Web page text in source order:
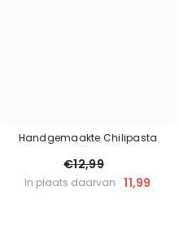
Handgemaakte Chilipasta
€12,99
In plaats daarvan 11,99